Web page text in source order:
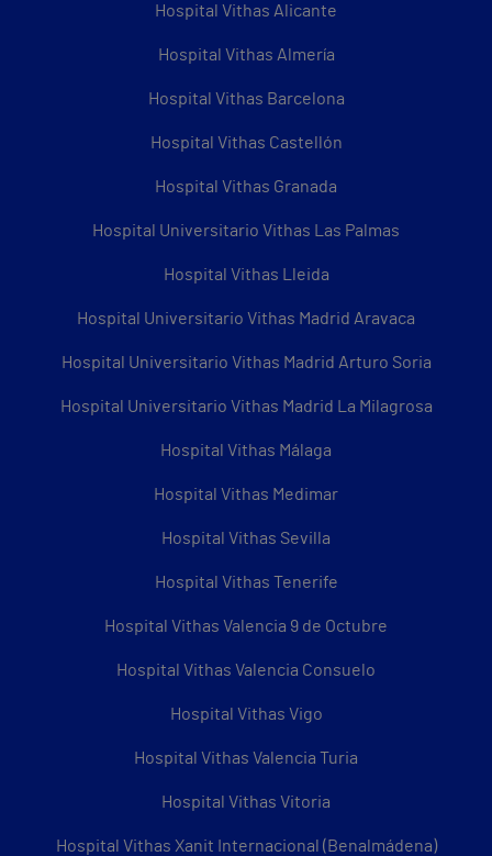
Hospital Vithas Alicante
Hospital Vithas Almería
Hospital Vithas Barcelona
Hospital Vithas Castellón
Hospital Vithas Granada
Hospital Universitario Vithas Las Palmas
Hospital Vithas Lleida
Hospital Universitario Vithas Madrid Aravaca
Hospital Universitario Vithas Madrid Arturo Soria
Hospital Universitario Vithas Madrid La Milagrosa
Hospital Vithas Málaga
Hospital Vithas Medimar
Hospital Vithas Sevilla
Hospital Vithas Tenerife
Hospital Vithas Valencia 9 de Octubre
Hospital Vithas Valencia Consuelo
Hospital Vithas Vigo
Hospital Vithas Valencia Turia
Hospital Vithas Vitoria
Hospital Vithas Xanit Internacional (Benalmádena)